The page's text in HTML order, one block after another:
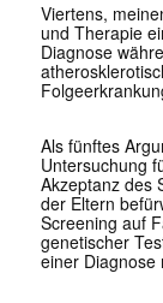
Viertens,
und Therapie
Diagnose
Als fünftes
Untersuchung
Akzeptanz des
der Eltern
Screening auf
genetischer
einer Diagnose